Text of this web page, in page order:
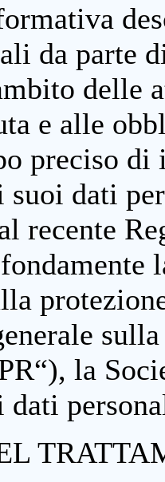
da parte
delle
e alle
preciso
suoi dati
recente
la
dati